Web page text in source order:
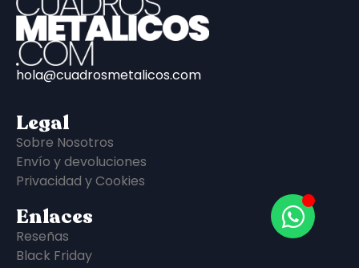
hola@cuadrosmetalicos.com
Legal
Sobre Nosotros
Envío y devoluciones
Privacidad y Cookies
Enlaces
Reseñas
Black Friday